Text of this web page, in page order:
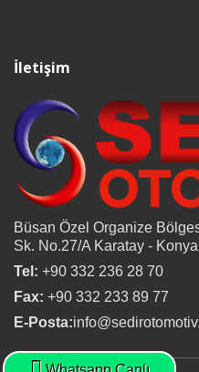
İletişim
Büsan Özel Organize
Sk. No.27/A Karatay -
Tel: +90 332 236 28 70
Fax: +90 332 233 89 77
E-Posta: